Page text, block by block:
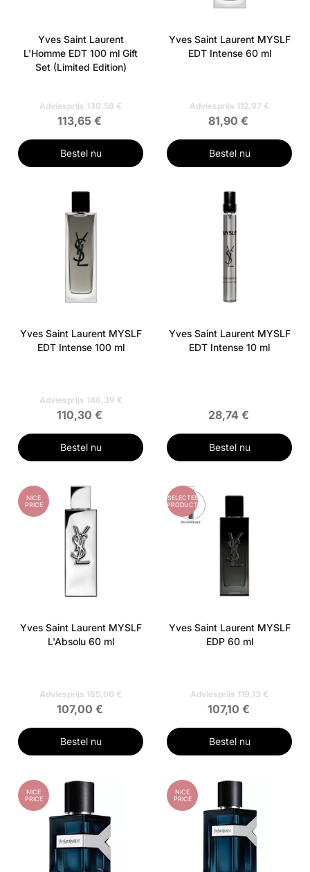
Yves Saint Laurent
L'Homme EDT 100 ml Gift
Set (Limited Edition)
Adviesprijs 130,58 €
113,65 €
Bestel nu
Yves Saint Laurent MYSLF
EDT Intense 60 ml
Adviesprijs 112,97 €
81,90 €
Bestel nu
Yves Saint Laurent MYSLF
EDT Intense 100 ml
Adviesprijs 146,39 €
110,30 €
Bestel nu
Yves Saint Laurent MYSLF
EDT Intense 10 ml
28,74 €
Bestel nu
NICE
PRICE
Yves Saint Laurent MYSLF
L'Absolu 60 ml
Adviesprijs 165,00 €
107,00 €
Bestel nu
GESELECTEERD
PRODUCT
Yves Saint Laurent MYSLF
EDP 60 ml
Adviesprijs 119,13 €
107,10 €
Bestel nu
NICE
PRICE
NICE
PRICE